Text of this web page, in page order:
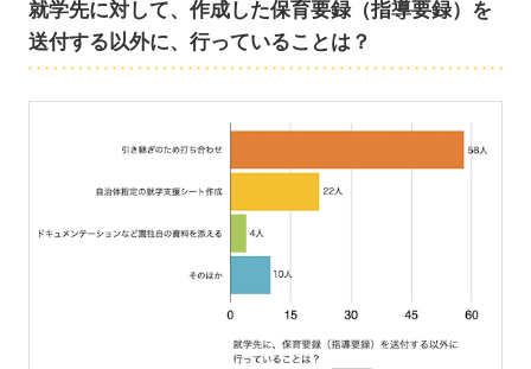
就学先に対して、作成した保育要録（指導要録）を
送付する以外に、行っていることは？